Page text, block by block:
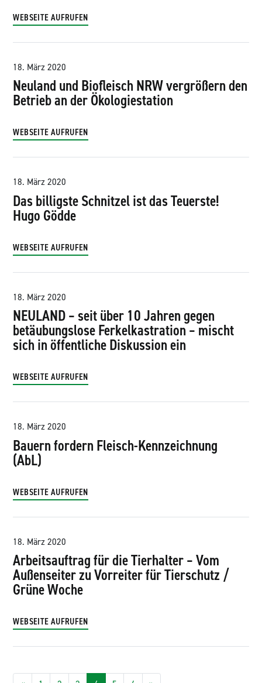
WEBSEITE AUFRUFEN
18. März 2020
Neuland und Biofleisch NRW vergrößern den
Betrieb an der Ökologiestation
WEBSEITE AUFRUFEN
18. März 2020
Das billigste Schnitzel ist das Teuerste!
Hugo Gödde
WEBSEITE AUFRUFEN
18. März 2020
NEULAND – seit über 10 Jahren gegen
betäubungslose Ferkelkastration – mischt
sich in öffentliche Diskussion ein
WEBSEITE AUFRUFEN
18. März 2020
Bauern fordern Fleisch-Kennzeichnung
(AbL)
WEBSEITE AUFRUFEN
18. März 2020
Arbeitsauftrag für die Tierhalter – Vom
Außenseiter zu Vorreiter für Tierschutz /
Grüne Woche
WEBSEITE AUFRUFEN